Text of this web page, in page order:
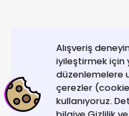
Alışveriş
iyileştirmek için
düzenlemelere
çerezler
kullanıyoruz.